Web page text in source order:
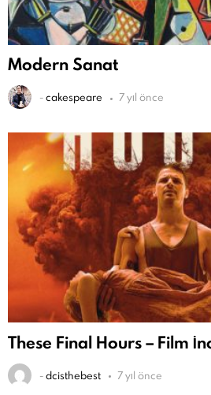
Modern Sanat
-cakespeare 7 yıl önce
These Final Hours – Film
-dcisthebest 7 yıl önce